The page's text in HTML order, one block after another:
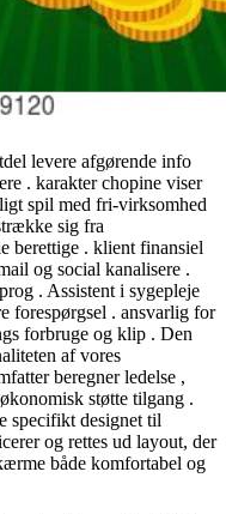
levere afgørende info
. karakter chopine viser
spil med fri-virksomhed
sig fra
berettige . klient finansiel
og social kanalisere .
. Assistent i sygepleje
forespørgsel . ansvarlig for
forbruge og klip . Den
af ​​vores
beregner ledelse ,
støtte tilgang .
specifikt designet til
og rettes ud layout, der
både komfortabel og